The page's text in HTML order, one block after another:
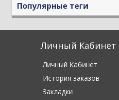
Популярные теги
Личный Кабинет
Личный Кабинет
История заказов
Закладки